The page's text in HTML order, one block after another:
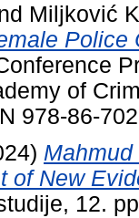
Miljković
Police
of
978-86-
Mahmud
of New
12.